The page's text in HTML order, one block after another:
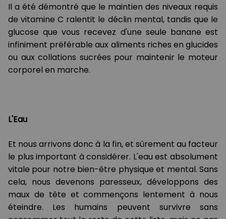
Il a été démontré que le maintien des niveaux requis
de vitamine C ralentit le déclin mental, tandis que le
glucose que vous recevez d'une seule banane est
infiniment préférable aux aliments riches en glucides
ou aux collations sucrées pour maintenir le moteur
corporel en marche.
L'Eau
Et nous arrivons donc à la fin, et sûrement au facteur
le plus important à considérer. L'eau est absolument
vitale pour notre bien-être physique et mental. Sans
cela, nous devenons paresseux, développons des
maux de tête et commençons lentement à nous
éteindre. Les humains peuvent survivre sans